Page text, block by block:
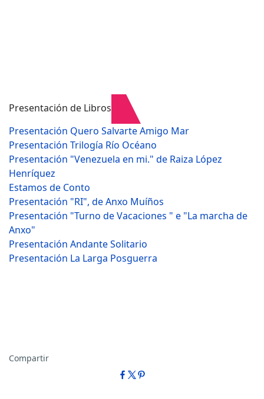
Presentación de Libros
Presentación Quero Salvarte Amigo Mar
Presentación Trilogía Río Océano
Presentación "Venezuela en mi." de Raiza López
Henríquez
Estamos de Conto
Presentación "RI", de Anxo Muíños
Presentación "Turno de Vacaciones " e "La marcha de
Anxo"
Presentación Andante Solitario
Presentación La Larga Posguerra
Compartir